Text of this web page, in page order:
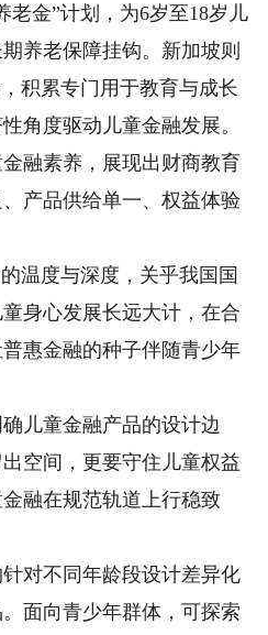
老金”计划，为6岁至18岁儿
养老保障挂钩。新加坡则
积累专门用于教育与成长
角度驱动儿童金融发展。
融素养，展现出财商教育
产品供给单一、权益体验
温度与深度，关乎我国国
身心发展长远大计，在合
惠金融的种子伴随青少年
儿童金融产品的设计边
空间，更要守住儿童权益
融在规范轨道上行稳致
对不同年龄段设计差异化
面向青少年群体，可探索